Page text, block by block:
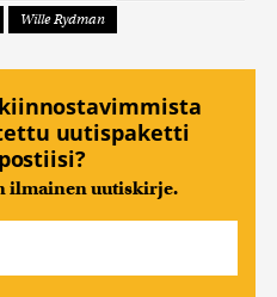
Wille Rydman
uutispaketti
ilmainen uutiskirje.